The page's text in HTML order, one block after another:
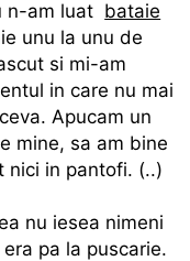
n-am luat bataie
unu la unu de
si mi-am
in care nu mai
Apucam un
mine, sa am bine
nici in pantofi. (..)
nu iesea nimeni
pa la puscarie.